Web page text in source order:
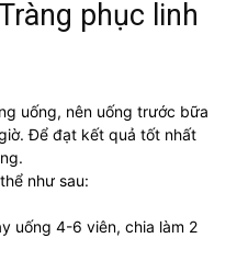
phục linh
uống, nên uống trước bữa
Để đạt kết quả tốt nhất
như sau:
uống 4-6 viên, chia làm 2